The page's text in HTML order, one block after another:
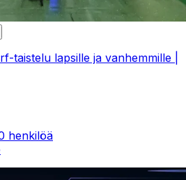
taistelu lapsille ja vanhemmille |
henkilöä